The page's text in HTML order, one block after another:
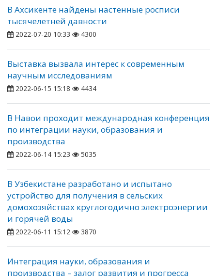
В Ахсикенте найдены настенные росписи
тысячелетней давности
2022-07-20 10:33 4300
Выставка вызвала интерес к современным
научным исследованиям
2022-06-15 15:18 4434
В Навои проходит международная конференция
по интеграции науки, образования и
производства
2022-06-14 15:23 5035
В Узбекистане разработано и испытано
устройство для получения в сельских
домохозяйствах круглогодично электроэнергии
и горячей воды
2022-06-11 15:12 3870
Интеграция науки, образования и
производства – залог развития и прогресса